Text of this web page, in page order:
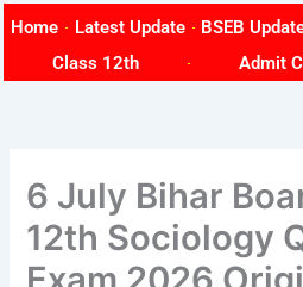
content
Home Latest Update BSEB
Class 12th
Admit
6 July Bihar
12th Sociology